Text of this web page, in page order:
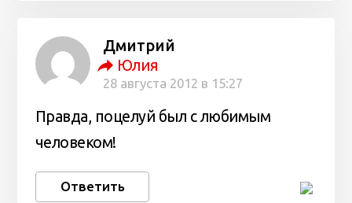
Дмитрий
Юлия
28 августа 2012 в 15:27
Правда, поцелуй был с любимым
человеком!
Ответить